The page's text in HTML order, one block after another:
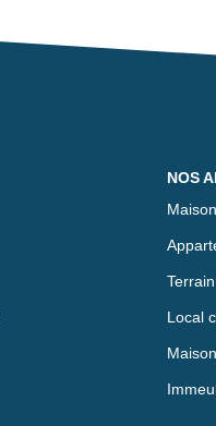
NOS
Local